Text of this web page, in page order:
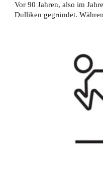
Vor 90 Jahren, also im
Dulliken gegründet.